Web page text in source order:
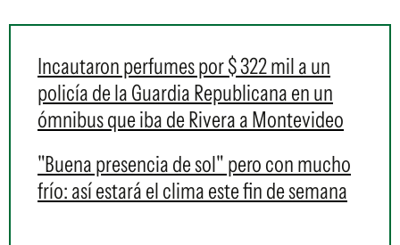
Incautaron perfumes por $ 322 mil a un
policía de la Guardia Republicana en un
ómnibus que iba de Rivera a Montevideo
"Buena presencia de sol" pero con mucho
frío: así estará el clima este fin de semana